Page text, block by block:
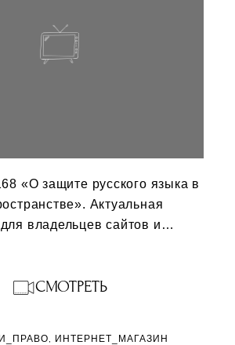
«О защите русского языка в
Актуальная
владельцев сайтов и
СМОТРЕТЬ
ИНТЕРНЕТ_МАГАЗИН